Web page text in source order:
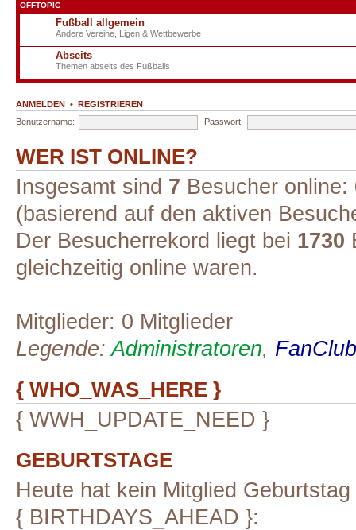
OFFTOPIC
Fußball allgemein
Andere Vereine, Ligen & Wettbewerbe
Abseits
Themen abseits des Fußballs
ANMELDEN • REGISTRIEREN
Benutzername:
Passwort:
WER IST ONLINE?
Insgesamt sind 7 Besucher
(basierend auf den aktiven
Der Besucherrekord liegt bei 1730
gleichzeitig online waren.
Mitglieder: 0 Mitglieder
Legende:Administratoren,
{ WHO_WAS_HERE }
{ WWH_UPDATE_NEED }
GEBURTSTAGE
Heute hat kein Mitglied Geburtstag
{ BIRTHDAYS_AHEAD }: